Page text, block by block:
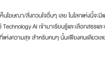
นโฆษณา/สิ่งกวนใจอื่นๆ เลย ในโลกแห่งนี้จ
AI เข้ามาเรียนรู้และเลือกสร
งความสุข สำหรับคนๆ นั้นเพียงคนเดียวเ